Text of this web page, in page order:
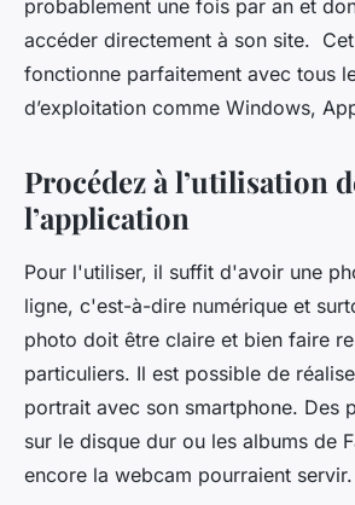
probablement une fois par an et
accéder directement à son site.
fonctionne parfaitement avec tous
d’exploitation comme Windows,
Procédez à l’utilisation
l’application
Pour l'utiliser, il suffit d'avoir une
ligne, c'est-à-dire numérique et
photo doit être claire et bien faire
particuliers. Il est possible de
portrait avec son smartphone. Des
sur le disque dur ou les albums de
encore la webcam pourraient servir.